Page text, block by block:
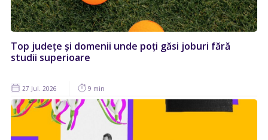
Top județe și domenii unde poți găsi joburi fără
studii superioare
27 Jul. 2026 9 min